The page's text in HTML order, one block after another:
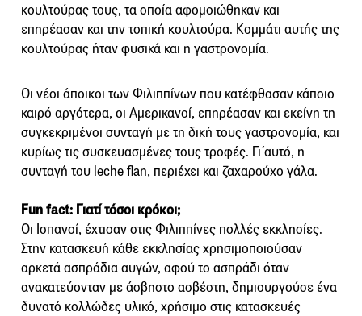
κουλτούρας τους, τα οποία αφομοιώθηκαν και
επηρέασαν και την τοπική κουλτούρα. Κομμάτι αυτής της
κουλτούρας ήταν φυσικά και η γαστρονομία.
Οι νέοι άποικοι των Φιλιππίνων που κατέφθασαν κάποιο
καιρό αργότερα, οι Αμερικανοί, επηρέασαν και εκείνη τη
συγκεκριμένοι συνταγή με τη δική τους γαστρονομία, και
κυρίως τις συσκευασμένες τους τροφές. Γι΄αυτό, η
συνταγή του leche flan, περιέχει και ζαχαρούχο γάλα.
Fun fact: Γιατί τόσοι κρόκοι;
Οι Ισπανοί, έχτισαν στις Φιλιππίνες πολλές εκκλησίες.
Στην κατασκευή κάθε εκκλησίας χρησιμοποιούσαν
αρκετά ασπράδια αυγών, αφού το ασπράδι όταν
ανακατεύονταν με άσβηστο ασβέστη, δημιουργούσε ένα
δυνατό κολλώδες υλικό, χρήσιμο στις κατασκευές